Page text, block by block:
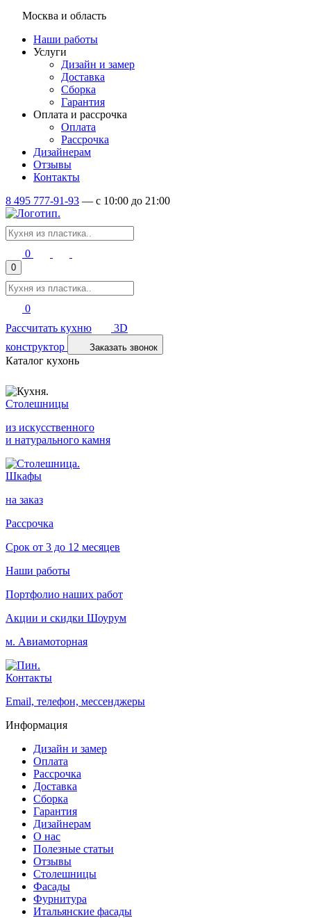
Москва и область
Наши работы
Услуги
Дизайн и замер
Доставка
Сборка
Гарантия
Оплата и рассрочка
Оплата
Рассрочка
Дизайнерам
Отзывы
Контакты
8 495 777-91-93 — c 10:00 до 21:00
0
0
0
Рассчитать кухню
3D
конструктор
Заказать звонок
Каталог кухонь
Столешницы
из искусственного
и натурального камня
Шкафы
на заказ
Рассрочка
Срок от 3 до 12 месяцев
Наши работы
Портфолио наших работ
Акции и скидки Шоурум
м. Авиамоторная
Контакты
Email, телефон, мессенджеры
Информация
Дизайн и замер
Оплата
Рассрочка
Доставка
Сборка
Гарантия
Дизайнерам
О нас
Полезные статьи
Отзывы
Столешницы
Фасады
Фурнитура
Итальянские фасады